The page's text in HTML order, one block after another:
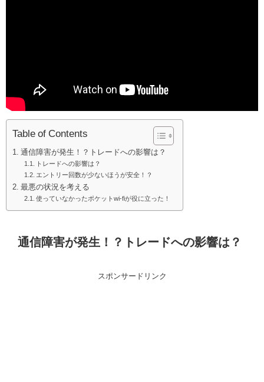
Table of Contents
通信障害が発生！？トレードへの影響は？
トレードへの影響は？
エントリー回数が少ないほうが安全！？
最悪の状況を考える
使っていなかったポケットwi-fiが役に立った！
通信障害が発生！？トレードへの影響は？
スポンサードリンク